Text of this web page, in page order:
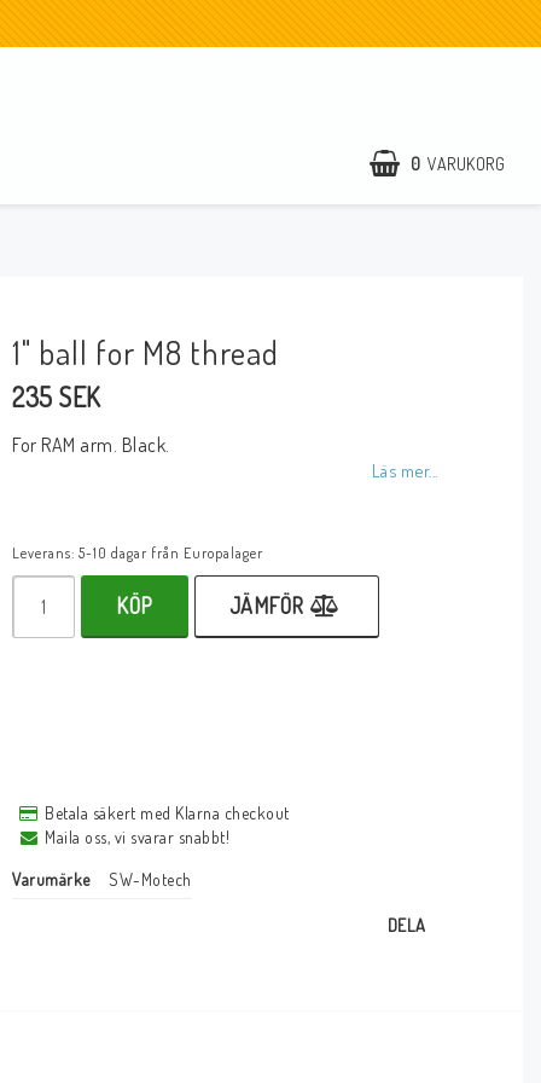
0 VARUKORG
1" ball for M8 thread
235 SEK
For RAM arm. Black.
Läs mer...
Leverans:5-10 dagar från Europalager
KÖP JÄMFÖR
Betala säkert med Klarna checkout
Maila oss, vi svarar snabbt!
Varumärke SW-Motech
DELA